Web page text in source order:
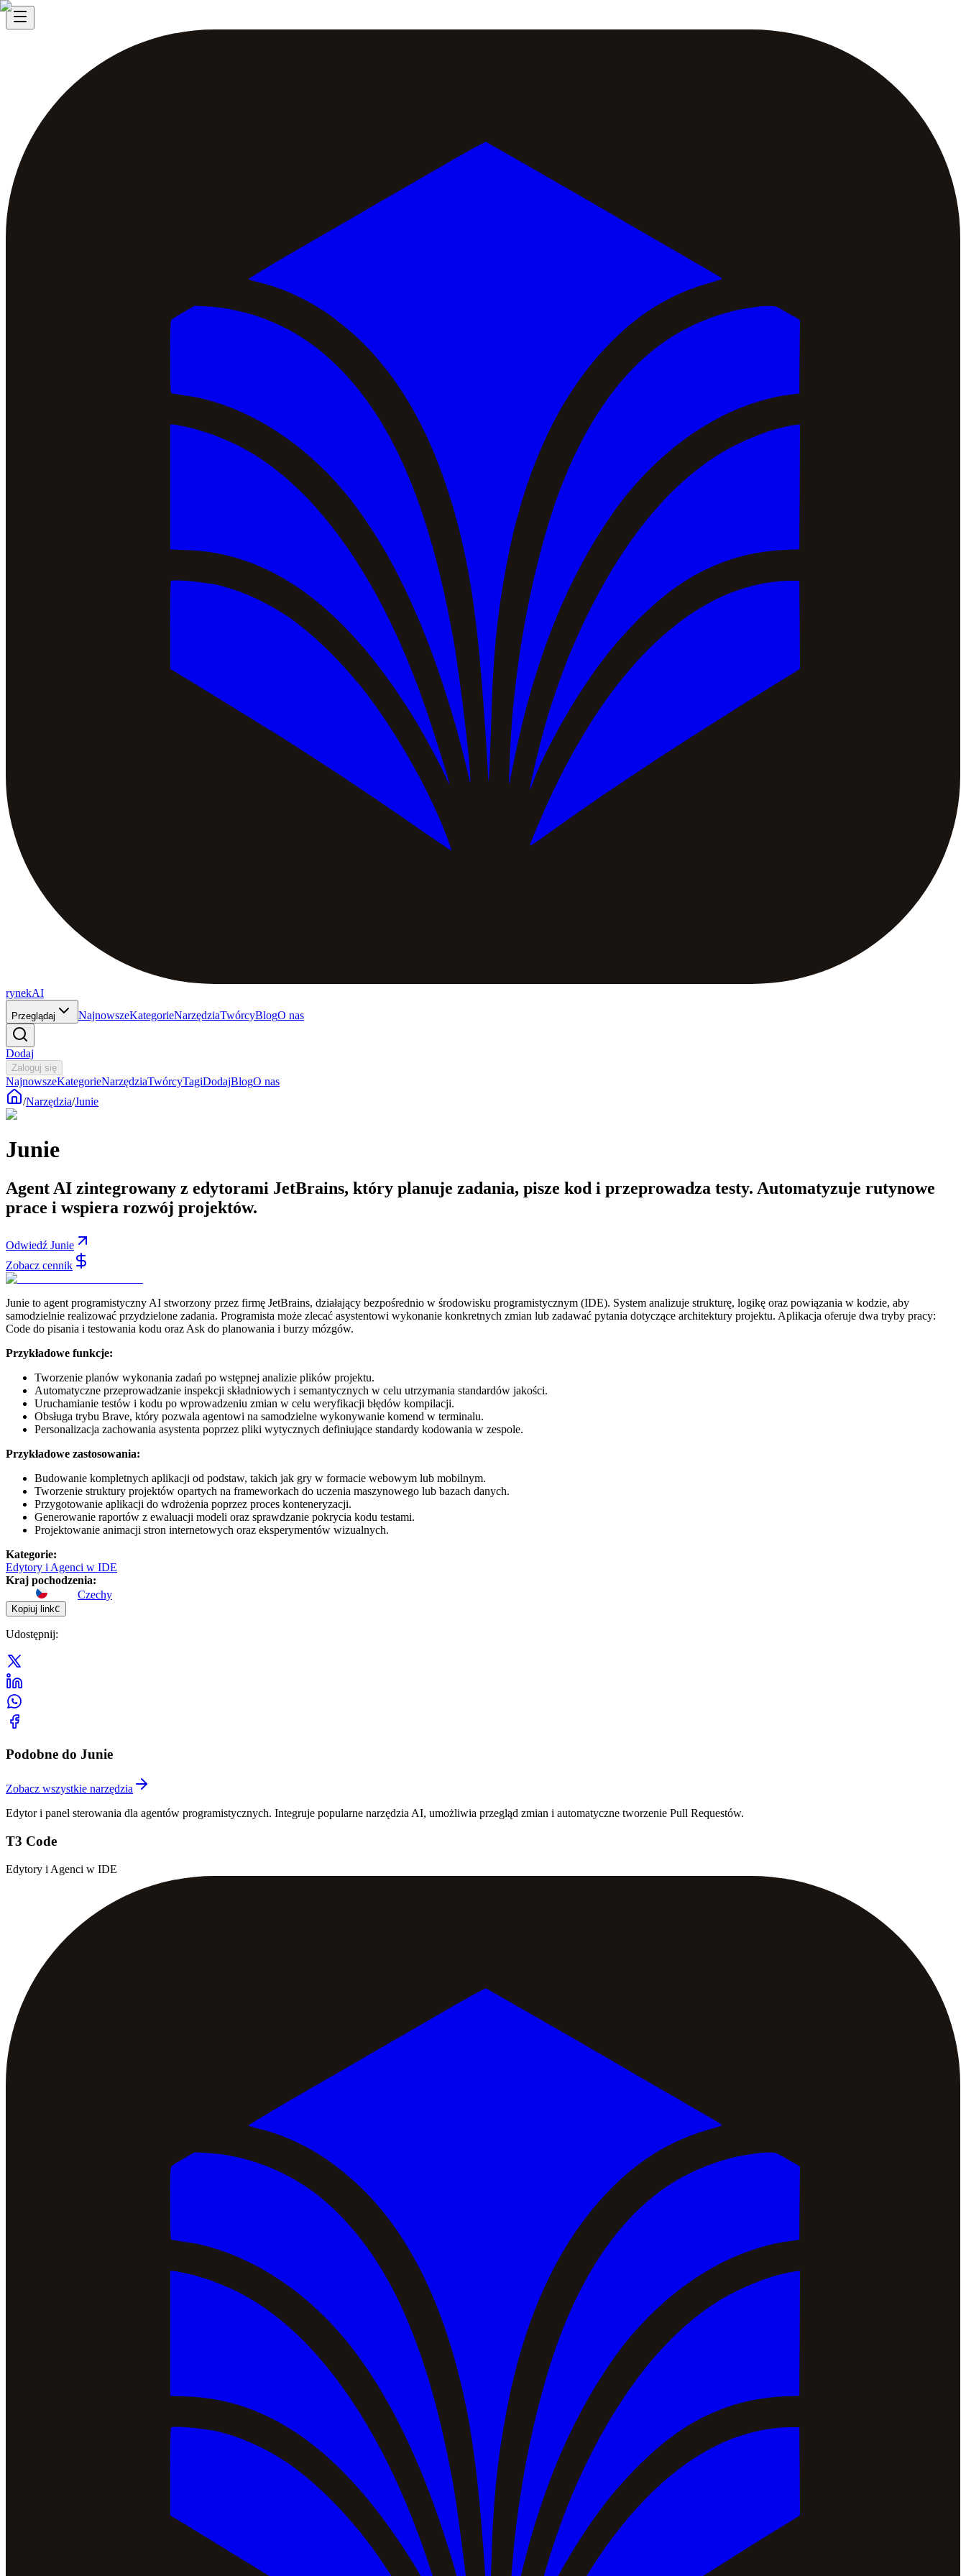
rynekAI
Przeglądaj NajnowszeKategorieNarzędziaTwórcyBlogO nas
Dodaj
Zaloguj się
NajnowszeKategorieNarzędziaTwórcyTagiDodajBlogO nas
/Narzędzia/Junie
Junie
Agent AI zintegrowany z edytorami JetBrains, który planuje zadania, pisze kod i przeprowadza testy. Automatyzuje rutynowe
prace i wspiera rozwój projektów.
Odwiedź Junie
Zobacz cennik
Junie to agent programistyczny AI stworzony przez firmę JetBrains, działający bezpośrednio w środowisku programistycznym (IDE). System analizuje strukturę, logikę oraz powiązania w kodzie, aby
samodzielnie realizować przydzielone zadania. Programista może zlecać asystentowi wykonanie konkretnych zmian lub zadawać pytania dotyczące architektury projektu. Aplikacja oferuje dwa tryby pracy:
Code do pisania i testowania kodu oraz Ask do planowania i burzy mózgów.
Przykładowe funkcje:
Tworzenie planów wykonania zadań po wstępnej analizie plików projektu.
Automatyczne przeprowadzanie inspekcji składniowych i semantycznych w celu utrzymania standardów jakości.
Uruchamianie testów i kodu po wprowadzeniu zmian w celu weryfikacji błędów kompilacji.
Obsługa trybu Brave, który pozwala agentowi na samodzielne wykonywanie komend w terminalu.
Personalizacja zachowania asystenta poprzez pliki wytycznych definiujące standardy kodowania w zespole.
Przykładowe zastosowania:
Budowanie kompletnych aplikacji od podstaw, takich jak gry w formacie webowym lub mobilnym.
Tworzenie struktury projektów opartych na frameworkach do uczenia maszynowego lub bazach danych.
Przygotowanie aplikacji do wdrożenia poprzez proces konteneryzacji.
Generowanie raportów z ewaluacji modeli oraz sprawdzanie pokrycia kodu testami.
Projektowanie animacji stron internetowych oraz eksperymentów wizualnych.
Kategorie:
Edytory i Agenci w IDE
Kraj pochodzenia:
Czechy
Kopiuj linkC
Udostępnij:
Podobne do Junie
Zobacz wszystkie narzędzia
Edytor i panel sterowania dla agentów programistycznych. Integruje popularne narzędzia AI, umożliwia przegląd zmian i automatyczne tworzenie Pull Requestów.
T3 Code
Edytory i Agenci w IDE